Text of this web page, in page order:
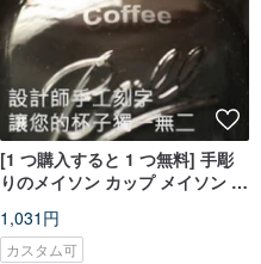
[1 つ購入すると 1 つ無料] 手彫
りのメイソン カップ メイソン ジ
で絶妙なギフト ボックス
1,031円
カスタム可